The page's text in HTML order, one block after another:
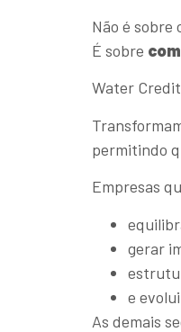
Não é sobre
É sobre
Water
permitindo
Empresas
gerar
e
As demais